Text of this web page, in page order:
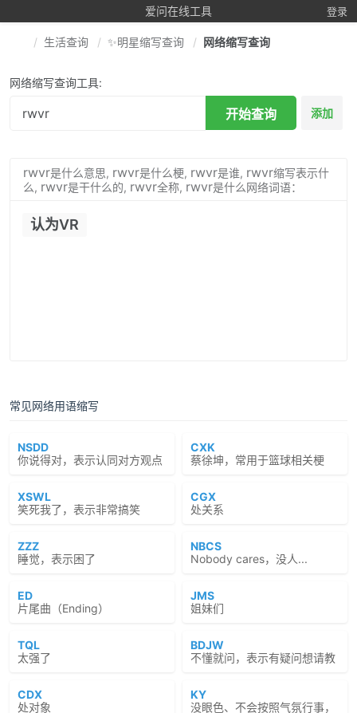
爱问在线工具 登录
生活查询 ✨明星缩写查询 网络缩写查询
网络缩写查询工具:
开始查询 添加
rwvr是什么意思, rwvr是什么梗, rwvr是谁, rwvr缩写表示什
么, rwvr是干什么的, rwvr全称, rwvr是什么网络词语：
认为VR
常见网络用语缩写
NSDD
你说得对，表示认同对方观点
CXK
蔡徐坤，常用于篮球相关梗
XSWL
笑死我了，表示非常搞笑
CGX
处关系
ZZZ
睡觉，表示困了
NBCS
Nobody cares，没人...
ED
片尾曲（Ending）
JMS
姐妹们
TQL
太强了
BDJW
不懂就问，表示有疑问想请教
CDX
处对象
KY
没眼色、不会按照气氛行事，